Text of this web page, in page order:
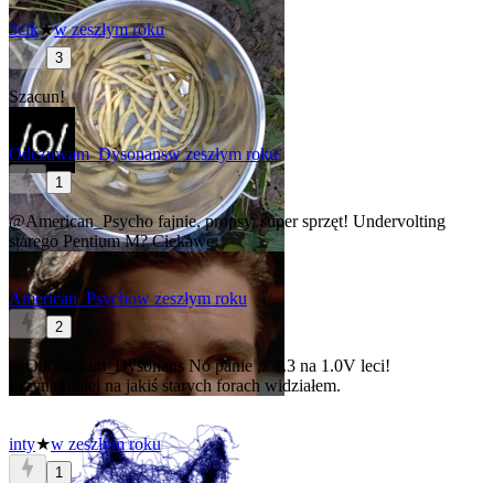
3cik★w zeszłym roku
3
Szacun!
Odczuwam_Dysonansw zeszłym roku
1
@American_Psycho fajnie, propsy, super sprzęt! Undervolting
starego Pentium M? Ciekawe
American_Psychow zeszłym roku
2
@Odczuwam_Dysonans No panie ,z 1.3 na 1.0V leci!
Przynajmniej na jakiś starych forach widziałem.
inty★w zeszłym roku
1